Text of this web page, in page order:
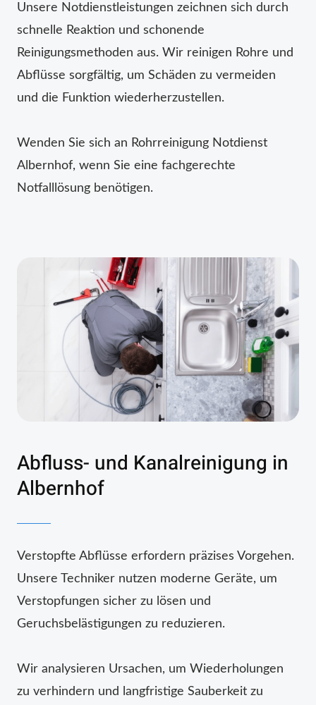
Unsere Notdienstleistungen zeichnen sich durch
schnelle Reaktion und schonende
Reinigungsmethoden aus. Wir reinigen Rohre und
Abflüsse sorgfältig, um Schäden zu vermeiden
und die Funktion wiederherzustellen.
Wenden Sie sich an Rohrreinigung Notdienst
Albernhof, wenn Sie eine fachgerechte
Notfalllösung benötigen.
Abfluss- und Kanalreinigung in
Albernhof
Verstopfte Abflüsse erfordern präzises Vorgehen.
Unsere Techniker nutzen moderne Geräte, um
Verstopfungen sicher zu lösen und
Geruchsbelästigungen zu reduzieren.
Wir analysieren Ursachen, um Wiederholungen
zu verhindern und langfristige Sauberkeit zu